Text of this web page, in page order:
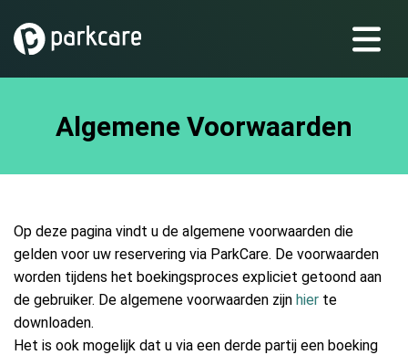
Algemene Voorwaarden
Op deze pagina vindt u de algemene voorwaarden die
gelden voor uw reservering via ParkCare. De voorwaarden
worden tijdens het boekingsproces expliciet getoond aan
de gebruiker. De algemene voorwaarden zijn hier te
downloaden.
Het is ook mogelijk dat u via een derde partij een boeking